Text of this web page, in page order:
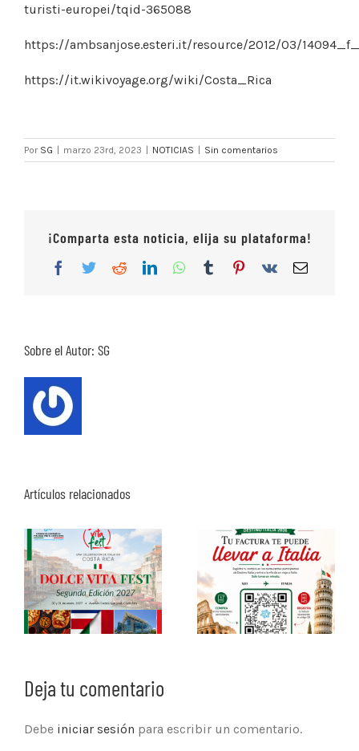
turisti-europei/tqid-365088
https://ambsanjose.esteri.it/resource/2012/03/
https://it.wikivoyage.org/wiki/Costa_Rica
Por SG | marzo 23rd, 2023 | NOTICIAS | Sin comentarios
¡Comparta esta noticia, elija su plataforma!
Facebook
TwitterRedditLinkedInWhatsApp
TumblrPinterest
Vk
Correo
Sobre el Autor: SG
Artículos relacionados
Deja tu comentario
Debe iniciar sesión para escribir un comentario.